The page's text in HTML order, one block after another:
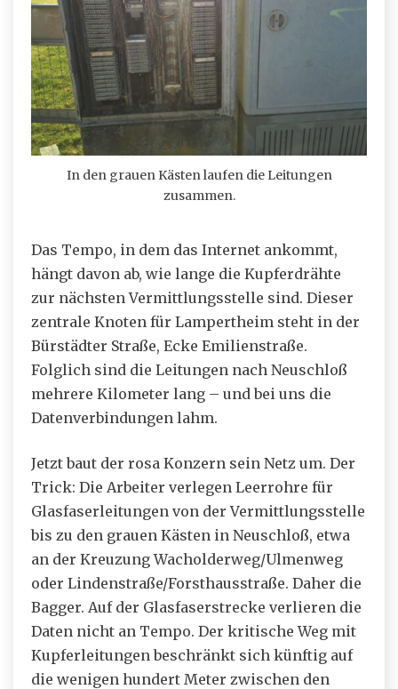
In den grauen Kästen laufen die Leitungen
zusammen.
Das Tempo, in dem das Internet ankommt,
hängt davon ab, wie lange die Kupferdrähte
zur nächsten Vermittlungsstelle sind. Dieser
zentrale Knoten für Lampertheim steht in der
Bürstädter Straße, Ecke Emilienstraße.
Folglich sind die Leitungen nach Neuschloß
mehrere Kilometer lang – und bei uns die
Datenverbindungen lahm.
Jetzt baut der rosa Konzern sein Netz um. Der
Trick: Die Arbeiter verlegen Leerrohre für
Glasfaserleitungen von der Vermittlungsstelle
bis zu den grauen Kästen in Neuschloß, etwa
an der Kreuzung Wacholderweg/Ulmenweg
oder Lindenstraße/Forsthausstraße. Daher die
Bagger. Auf der Glasfaserstrecke verlieren die
Daten nicht an Tempo. Der kritische Weg mit
Kupferleitungen beschränkt sich künftig auf
die wenigen hundert Meter zwischen den